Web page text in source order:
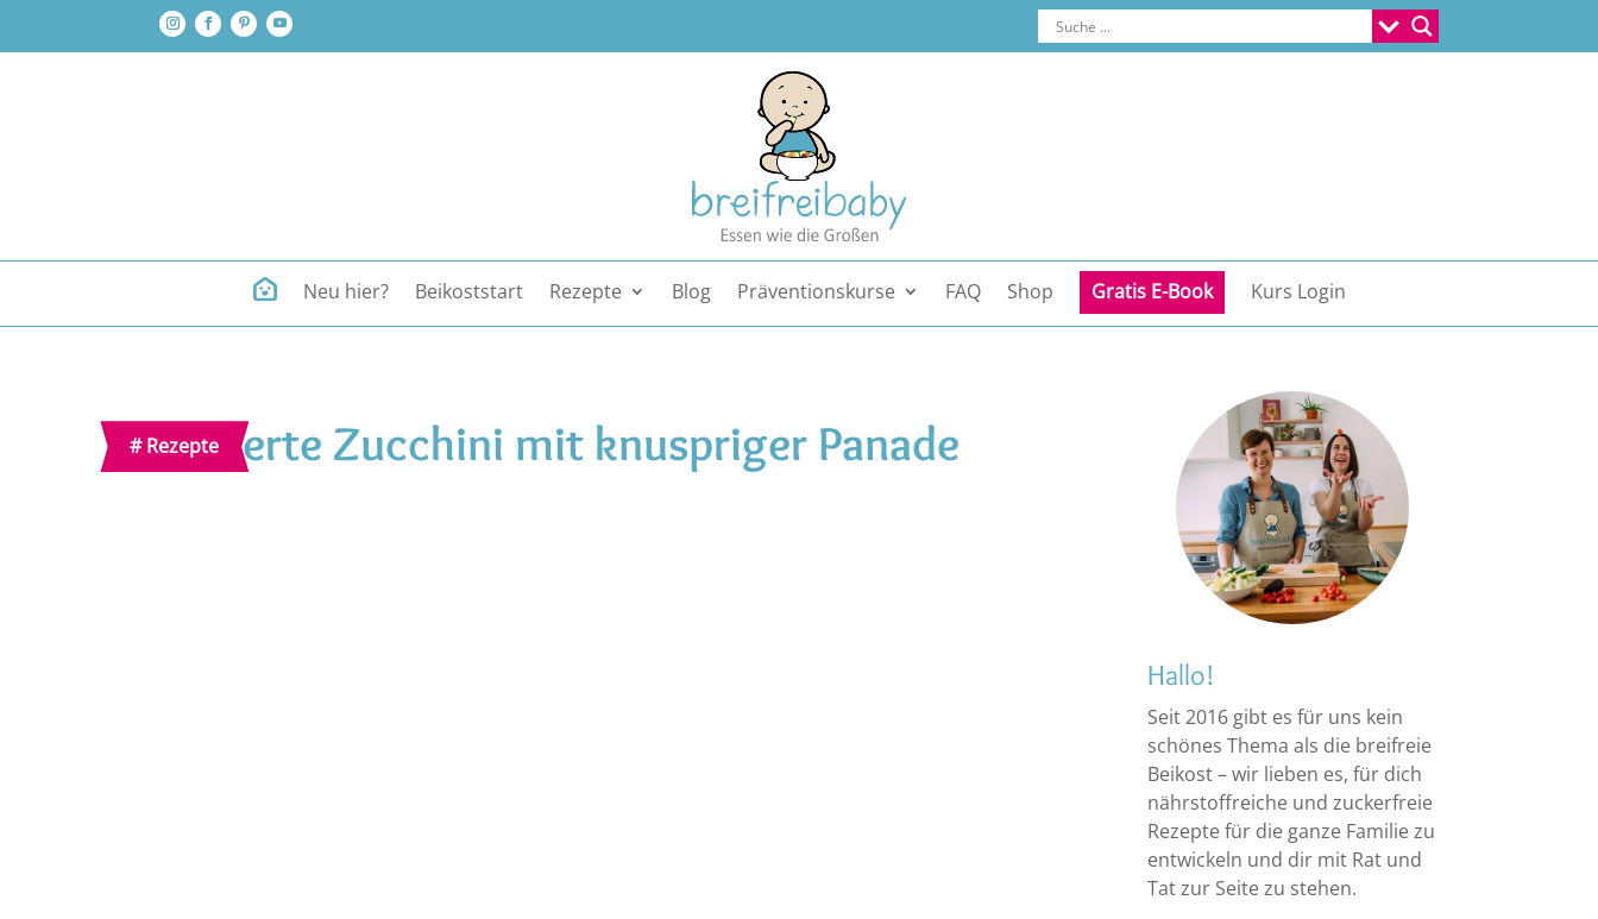
Neu hier? Beikoststart Rezepte Blog Präventionskurse FAQ Shop Gratis E-Book Kurs Login
#Rezepte
Panierte Zucchini mit knuspriger Panade
Hallo!
Seit 2016 gibt es für uns kein
schönes Thema als die breifreie
Beikost – wir lieben es, für dich
nährstoffreiche und zuckerfreie
Rezepte für die ganze Familie zu
entwickeln und dir mit Rat und
Tat zur Seite zu stehen.